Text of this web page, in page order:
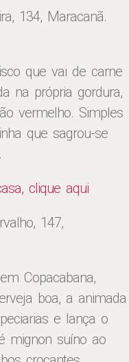
134, Maracanã.
que vai de carne
na própria gordura,
vermelho. Simples
que sagrou-se
clique aqui
147,
Copacabana,
boa, a animada
e lança o
mignon suíno ao